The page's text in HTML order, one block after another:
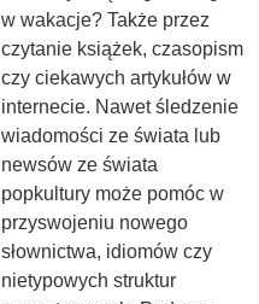
w wakacje? Także przez
czytanie książek, czasopism
czy ciekawych artykułów w
internecie. Nawet śledzenie
wiadomości ze świata lub
newsów ze świata
popkultury może pomóc w
przyswojeniu nowego
słownictwa, idiomów czy
nietypowych struktur